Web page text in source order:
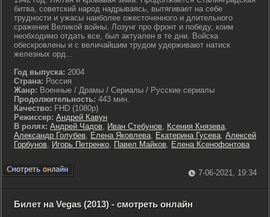
битва, советский народ надрываясь, вытягивает на себе
трудности и ужасы наиболее ожесточенного и длительного
сражения Великой войны. Лозунг про фронт и победу, коим
необходимо отдать все, был актуален в те дни. Войска
обескровлены и с величайшим трудом удерживают натиск
железных орд...
Год выпуска: 2004
Страна: Россия
Жанр: Военные / Драмы / Сериалы / Русские сериалы
Продолжительность: 443 мин.
Качество: FHD (1080p)
Режиссер: Андрей Кавун
В ролях: Андрей Чадов, Иван Стебунов, Ксения Князева,
Александр Голубев, Елена Яковлева, Екатерина Гусева, Алексей
Горбунов, Игорь Петренко, Павел Майков, Елена Ксенофонтова
7-06-2021, 19:34
Билет на Vegas (2013) - смотреть онлайн